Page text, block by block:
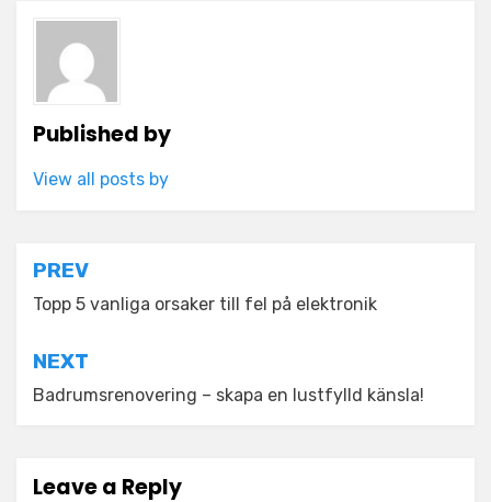
Published by
View all posts by
Post
navigation
PREV
Topp 5 vanliga orsaker till fel på elektronik
NEXT
Badrumsrenovering – skapa en lustfylld känsla!
Leave a Reply